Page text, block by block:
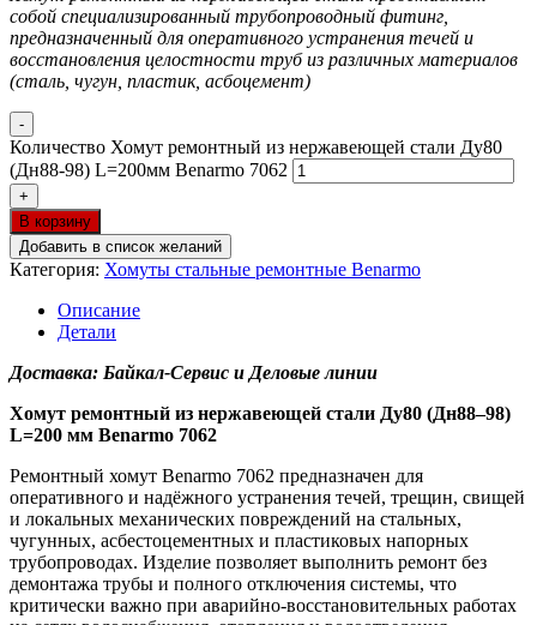
собой специализированный трубопроводный фитинг,
предназначенный для оперативного устранения течей и
восстановления целостности труб из различных материалов
(сталь, чугун, пластик, асбоцемент)
-
Количество Хомут ремонтный из нержавеющей стали Ду80
(Дн88-98) L=200мм Benarmo 7062
+
В корзину
Добавить в список желаний
Категория: Хомуты стальные ремонтные Benarmo
Описание
Детали
Доставка: Байкал-Сервис и Деловые линии
Хомут ремонтный из нержавеющей стали Ду80 (Дн88–98)
L=200 мм Benarmo 7062
Ремонтный хомут Benarmo 7062 предназначен для
оперативного и надёжного устранения течей, трещин, свищей
и локальных механических повреждений на стальных,
чугунных, асбестоцементных и пластиковых напорных
трубопроводах. Изделие позволяет выполнить ремонт без
демонтажа трубы и полного отключения системы, что
критически важно при аварийно-восстановительных работах